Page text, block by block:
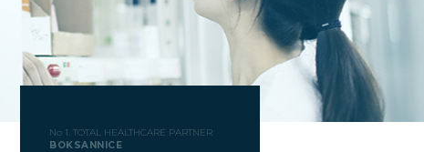
No 1. TOTAL HEALTHCARE PARTNER
BOKSANNICE